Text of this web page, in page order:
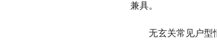
兼具。
无玄关常见户型